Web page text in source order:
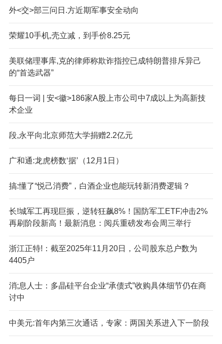
外<交>部三问日.方近期军事安全动向
荣耀10手机,壳立减，到手价8.25元
美联储理事库,克的律师称欺诈指控已成特朗普排斥异己
的“首选武器”
每日一词 | 安<徽>186家A股上市公司中7成以上为高新技
术企业
段,永平向北京师范大学捐赠2.2亿元
广和通:龙虎榜数‘据’（12月1日）
搞:懂了“悦己消费”，白酒企业也能玩转新消费逻辑？
长!城军工再现巨振，逆转狂飙8%！国防军工ETF冲击2%
再刷阶段新高！最新消息：阅兵重磅发布会周三举行
浙江正特!：截至2025年11月20日，公司股东总户数为
4405户
消;息人士：多晶硅平台企业“承债式”收购具体细节仍在商
讨中
中美元:首年内第三次通话，专家：两国关系进入下一阶段